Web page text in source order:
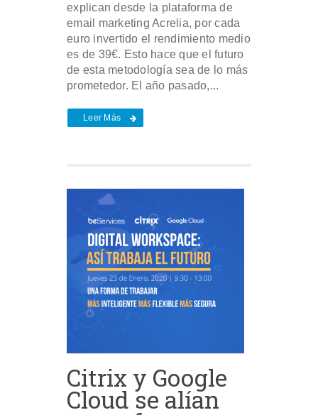
explican desde la plataforma de
email marketing Acrelia, por cada
euro invertido el rendimiento medio
es de 39€. Esto hace que el futuro
de esta metodología sea de lo más
prometedor. El año pasado,...
Leer Más
Citrix y Google
Cloud se alían